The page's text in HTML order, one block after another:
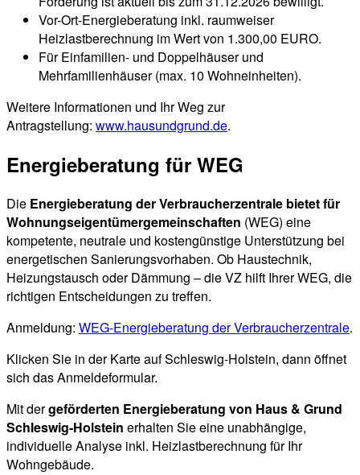
Vor-Ort-Energieberatung inkl. raumweiser
Heizlastberechnung im Wert von 1.300,00 EURO.
Für Einfamilien- und Doppelhäuser und
Mehrfamilienhäuser (max. 10 Wohneinheiten).
Weitere Informationen und Ihr Weg zur
Antragstellung: www.hausundgrund.de.
Energieberatung für WEG
Die Energieberatung der Verbraucherzentrale bietet für
Wohnungseigentümergemeinschaften (WEG) eine
kompetente, neutrale und kostengünstige Unterstützung bei
energetischen Sanierungsvorhaben. Ob Haustechnik,
Heizungstausch oder Dämmung – die VZ hilft Ihrer WEG, die
richtigen Entscheidungen zu treffen.
Anmeldung: WEG-Energieberatung der Verbraucherzentrale.
Klicken Sie in der Karte auf Schleswig-Holstein, dann öffnet
sich das Anmeldeformular.
Mit dergeförderten Energieberatung von Haus & Grund
Schleswig-Holstein erhalten Sie eine unabhängige,
individuelle Analyse inkl. Heizlastberechnung für Ihr
Wohngebäude.